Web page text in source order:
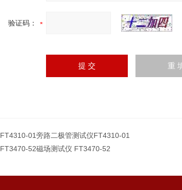
验证码：
FT4310-01旁路二极管测试仪FT4310-01
FT3470-52磁场测试仪 FT3470-52